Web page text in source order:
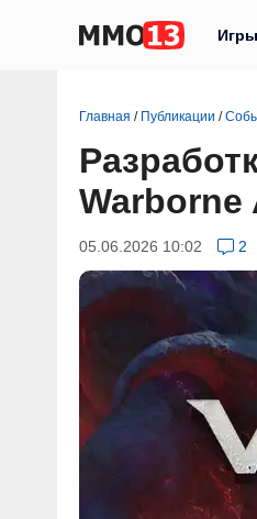
Игры
Главная / Публикации /
Warborne
05.06.2026 10:02 2